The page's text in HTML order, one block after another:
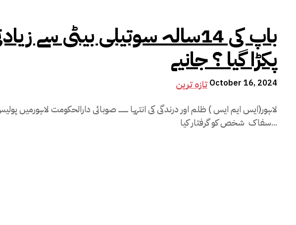
باپ کی 14سالہ سوتیلی بیٹی سے
پکڑا گیا ؟ جانیے
تازہ ترین October 16, 2024
لاہور(ایس ایم ایس ) ظلم اور درندگی کی انتہا ۔۔۔۔ صوبائی دارالحکومت لاہورمیں
سفاک شخص کو گرفتار کیا...